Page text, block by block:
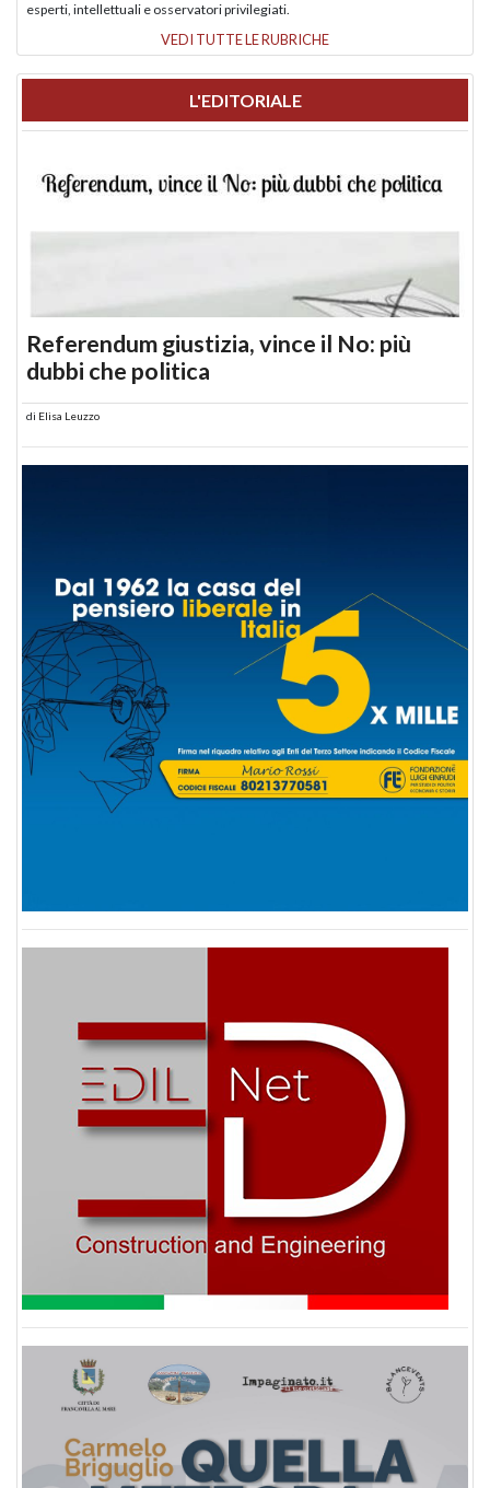
esperti, intellettuali e osservatori privilegiati.
VEDI TUTTE LE RUBRICHE
L'EDITORIALE
Referendum giustizia, vince il No: più
dubbi che politica
di Elisa Leuzzo